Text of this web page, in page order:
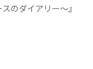
のダイアリー～』